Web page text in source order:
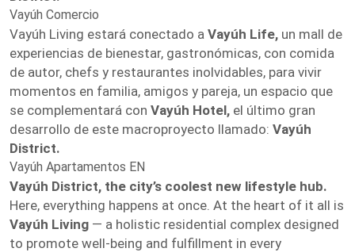
Vayúh Comercio
Vayúh Living estará conectado a Vayúh Life, un mall de
experiencias de bienestar, gastronómicas, con comida
de autor, chefs y restaurantes inolvidables, para vivir
momentos en familia, amigos y pareja, un espacio que
se complementará con Vayúh Hotel, el último gran
desarrollo de este macroproyecto llamado: Vayúh
District.
Vayúh Apartamentos EN
Vayúh District, the city’s coolest new lifestyle hub.
Here, everything happens at once. At the heart of it all is
Vayúh Living — a holistic residential complex designed
to promote well-being and fulfillment in every